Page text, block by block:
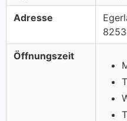
Adresse
Öffnungszeit